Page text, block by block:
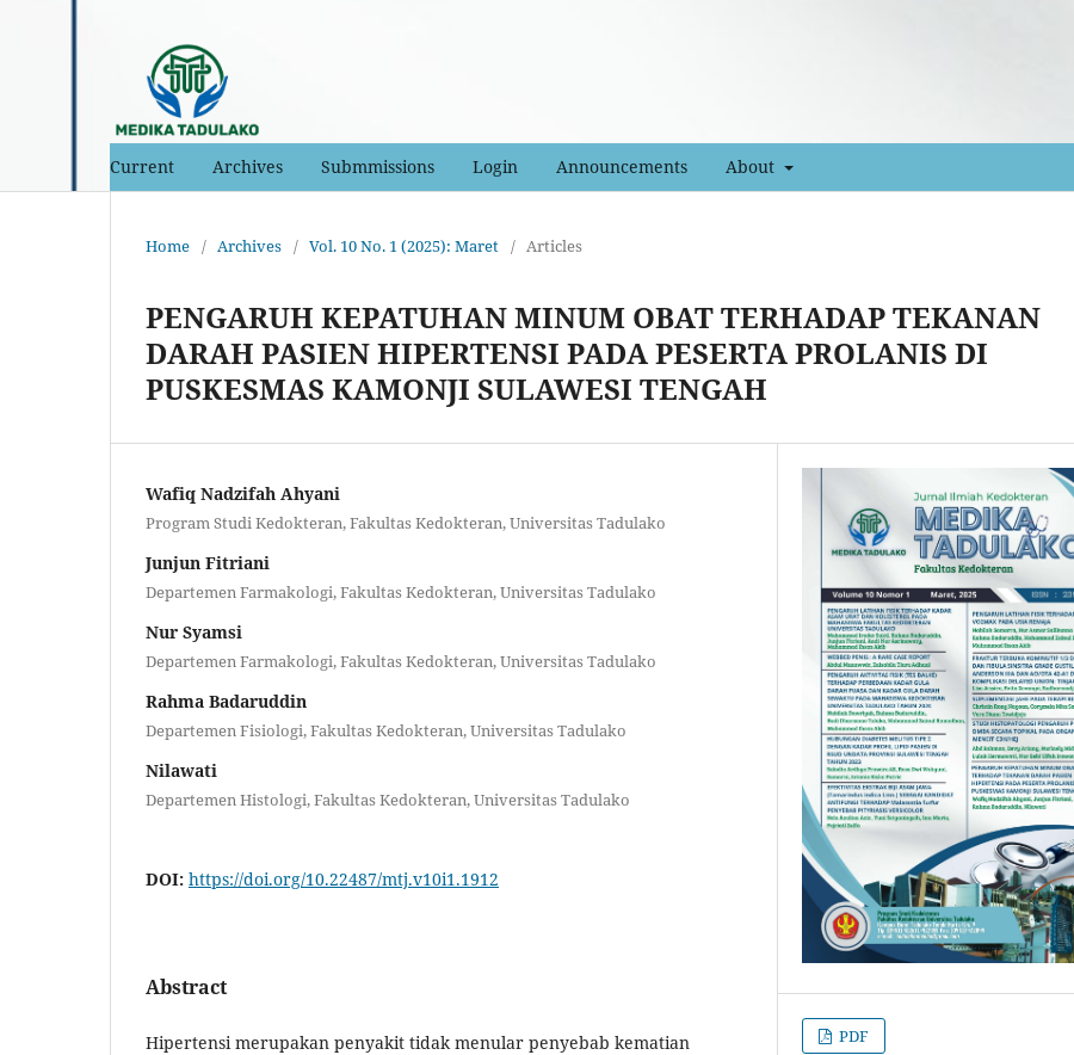
Current Archives Submmissions Login Announcements About
Home / Archives / Vol. 10 No. 1 (2025): Maret / Articles
PENGARUH KEPATUHAN MINUM OBAT TERHADAP TEKANAN
DARAH PASIEN HIPERTENSI PADA PESERTA PROLANIS DI
PUSKESMAS KAMONJI SULAWESI TENGAH
Wafiq Nadzifah Ahyani
Program Studi Kedokteran, Fakultas Kedokteran, Universitas Tadulako
Junjun Fitriani
Departemen Farmakologi, Fakultas Kedokteran, Universitas Tadulako
Nur Syamsi
Departemen Farmakologi, Fakultas Kedokteran, Universitas Tadulako
Rahma Badaruddin
Departemen Fisiologi, Fakultas Kedokteran, Universitas Tadulako
Nilawati
Departemen Histologi, Fakultas Kedokteran, Universitas Tadulako
DOI: https://doi.org/10.22487/mtj.v10i1.1912
Abstract
Hipertensi merupakan penyakit tidak menular penyebab kematian
PDF